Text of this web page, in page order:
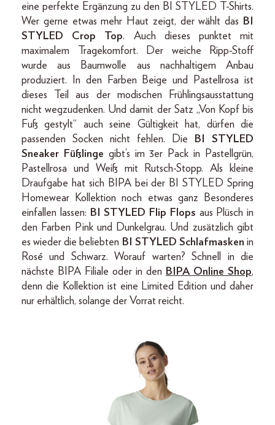
eine perfekte Ergänzung zu den BI STYLED T-Shirts.
Wer gerne etwas mehr Haut zeigt, der wählt das BI
STYLED Crop Top. Auch dieses punktet mit
maximalem Tragekomfort. Der weiche Ripp-Stoff
wurde aus Baumwolle aus nachhaltigem Anbau
produziert. In den Farben Beige und Pastellrosa ist
dieses Teil aus der modischen Frühlingsausstattung
nicht wegzudenken. Und damit der Satz „Von Kopf bis
Fuß gestylt“ auch seine Gültigkeit hat, dürfen die
passenden Socken nicht fehlen. Die BI STYLED
Sneaker Füßlinge gibt’s im 3er Pack in Pastellgrün,
Pastellrosa und Weiß mit Rutsch-Stopp. Als kleine
Draufgabe hat sich BIPA bei der BI STYLED Spring
Homewear Kollektion noch etwas ganz Besonderes
einfallen lassen: BI STYLED Flip Flops aus Plüsch in
den Farben Pink und Dunkelgrau. Und zusätzlich gibt
es wieder die beliebten BI STYLED Schlafmasken in
Rosé und Schwarz. Worauf warten? Schnell in die
nächste BIPA Filiale oder in den BIPA Online Shop,
denn die Kollektion ist eine Limited Edition und daher
nur erhältlich, solange der Vorrat reicht.